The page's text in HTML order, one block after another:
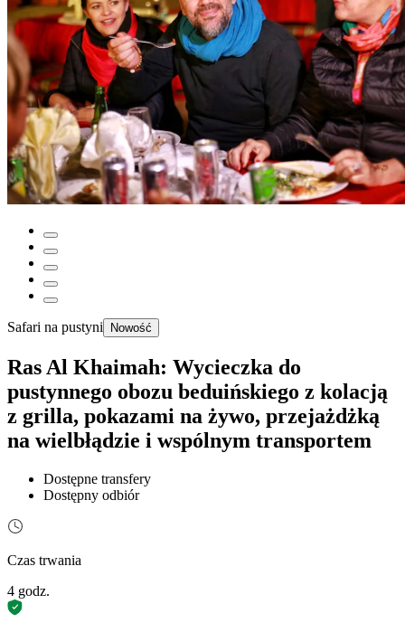
Safari na pustyni Nowość
Ras Al Khaimah: Wycieczka do
pustynnego obozu beduińskiego z kolacją
z grilla, pokazami na żywo, przejażdżką
na wielbłądzie i wspólnym transportem
Dostępne transfery
Dostępny odbiór
Czas trwania
4 godz.